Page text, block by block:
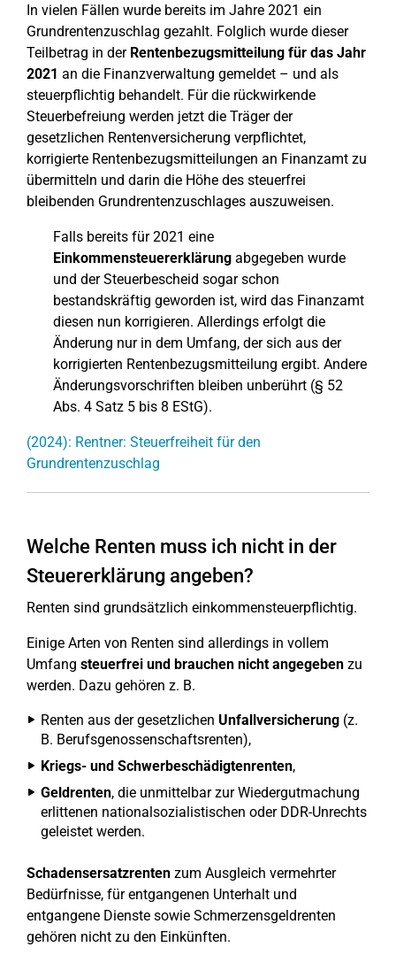
In vielen Fällen wurde bereits im Jahre 2021 ein
Grundrentenzuschlag gezahlt. Folglich wurde dieser
Teilbetrag in der Rentenbezugsmitteilung für das Jahr
2021 an die Finanzverwaltung gemeldet – und als
steuerpflichtig behandelt. Für die rückwirkende
Steuerbefreiung werden jetzt die Träger der
gesetzlichen Rentenversicherung verpflichtet,
korrigierte Rentenbezugsmitteilungen an Finanzamt zu
übermitteln und darin die Höhe des steuerfrei
bleibenden Grundrentenzuschlages auszuweisen.
Falls bereits für 2021 eine
Einkommensteuererklärung abgegeben wurde
und der Steuerbescheid sogar schon
bestandskräftig geworden ist, wird das Finanzamt
diesen nun korrigieren. Allerdings erfolgt die
Änderung nur in dem Umfang, der sich aus der
korrigierten Rentenbezugsmitteilung ergibt. Andere
Änderungsvorschriften bleiben unberührt (§ 52
Abs. 4 Satz 5 bis 8 EStG).
(2024): Rentner: Steuerfreiheit für den
Grundrentenzuschlag
Welche Renten muss ich nicht in der
Steuererklärung angeben?
Renten sind grundsätzlich einkommensteuerpflichtig.
Einige Arten von Renten sind allerdings in vollem
Umfang steuerfrei und brauchen nicht angegeben zu
werden. Dazu gehören z. B.
Renten aus der gesetzlichen Unfallversicherung (z.
B. Berufsgenossenschaftsrenten),
Kriegs- und Schwerbeschädigtenrenten,
Geldrenten, die unmittelbar zur Wiedergutmachung
erlittenen nationalsozialistischen oder DDR-Unrechts
geleistet werden.
Schadensersatzrenten zum Ausgleich vermehrter
Bedürfnisse, für entgangenen Unterhalt und
entgangene Dienste sowie Schmerzensgeldrenten
gehören nicht zu den Einkünften.